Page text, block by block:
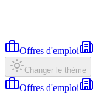
Offres d'emploi
Changer le thème
Offres d'emploi